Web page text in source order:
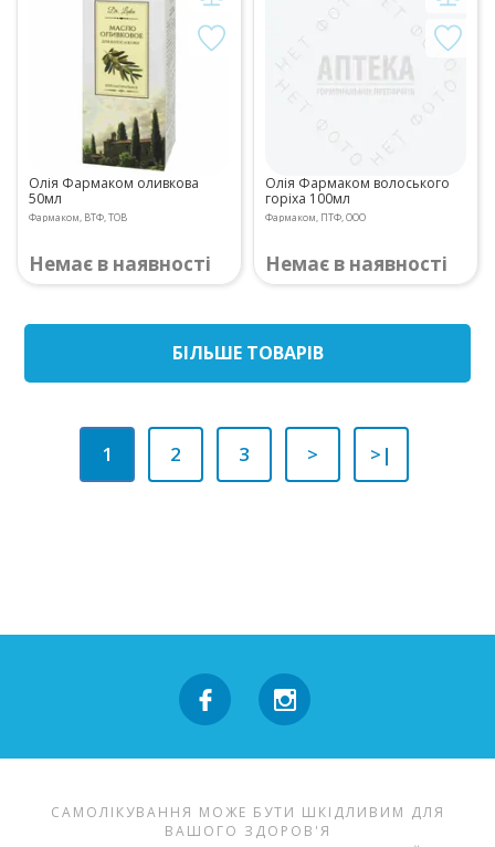
Олія Фармаком оливкова
50мл
Фармаком, ВТФ, ТОВ
Немає в наявності
Олія Фармаком волоського
горіха 100мл
Фармаком, ПТФ, ООО
Немає в наявності
БIЛЬШЕ ТОВАРIВ
1 2 3 > >|
САМОЛІКУВАННЯ МОЖЕ БУТИ ШКІДЛИВИМ ДЛЯ
ВАШОГО ЗДОРОВ'Я